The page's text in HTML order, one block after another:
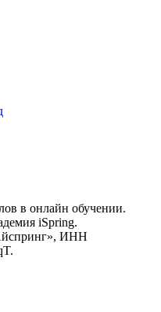
в онлайн обучении.
iSpring.
ИНН